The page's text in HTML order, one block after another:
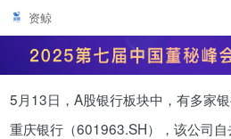
报告
为你推荐
年入百万，也不一定能看懂“商业
模式”！推荐收藏！
资鲸
5月13日，A股银行板块中，有多家
重庆银行（601963.SH），该公司